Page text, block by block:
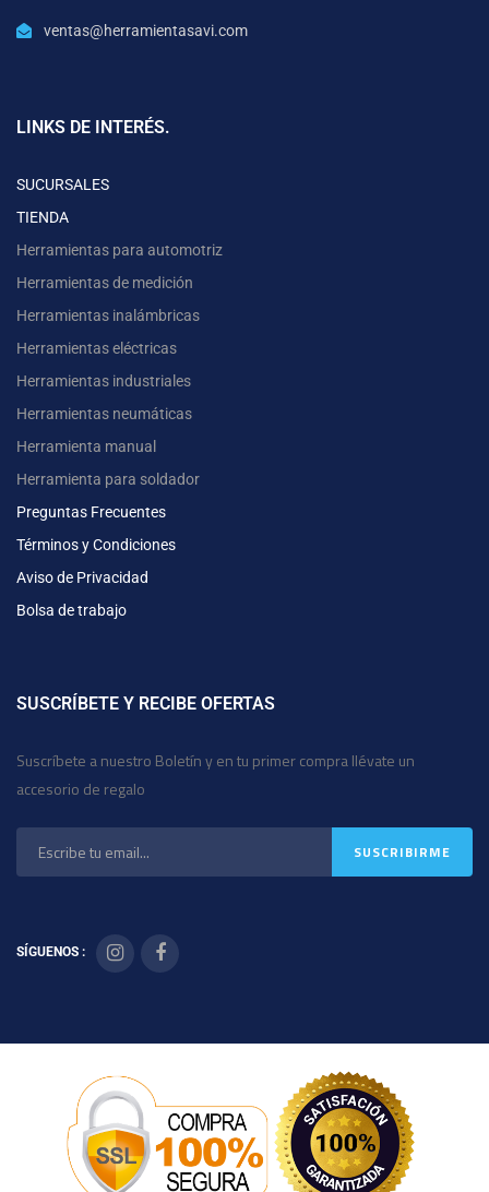
ventas@herramientasavi.com
LINKS DE INTERÉS.
SUCURSALES
TIENDA
Herramientas para automotriz
Herramientas de medición
Herramientas inalámbricas
Herramientas eléctricas
Herramientas industriales
Herramientas neumáticas
Herramienta manual
Herramienta para soldador
Preguntas Frecuentes
Términos y Condiciones
Aviso de Privacidad
Bolsa de trabajo
SUSCRÍBETE Y RECIBE OFERTAS
Suscríbete a nuestro Boletín y en tu primer compra llévate un
accesorio de regalo
SÍGUENOS :